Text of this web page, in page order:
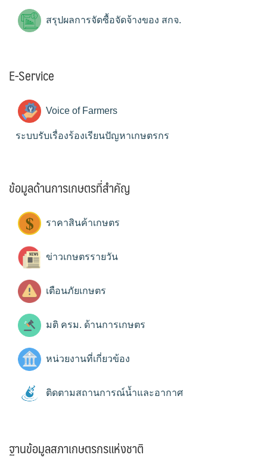
สรุปผลการจัดซื้อจัดจ้างของ สกจ.
E-Service
Voice of Farmers
ระบบรับเรื่องร้องเรียนปัญหาเกษตรกร
ข้อมูลด้านการเกษตรที่สำคัญ
ราคาสินค้าเกษตร
ข่าวเกษตรรายวัน
เตือนภัยเกษตร
มติ ครม. ด้านการเกษตร
หน่วยงานที่เกี่ยวข้อง
ติดตามสถานการณ์น้ำและอากาศ
ฐานข้อมูลสภาเกษตรกรแห่งชาติ